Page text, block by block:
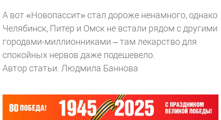
А вот «Новопассит» стал дороже ненамного, однако
Челябинск, Питер и Омск не встали рядом с другими
городами-миллионниками – там лекарство для
спокойных нервов даже подешевело.
Автор статьи: Людмила Баннова